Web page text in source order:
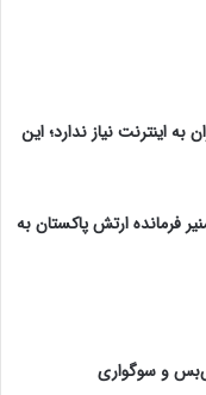
به اینترنت نیاز ندارد؛ این
فرمانده ارتش پاکستان به
و سوگواری